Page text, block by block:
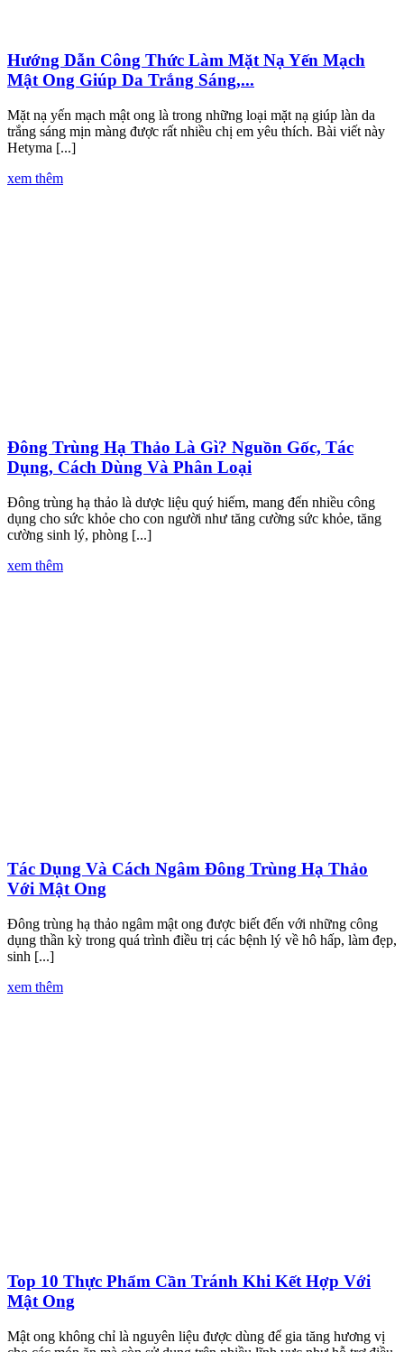
Hướng Dẫn Công Thức Làm Mặt Nạ Yến Mạch
Mật Ong Giúp Da Trắng Sáng,...
Mặt nạ yến mạch mật ong là trong những loại mặt nạ giúp làn da
trắng sáng mịn màng được rất nhiều chị em yêu thích. Bài viết này
Hetyma [...]
xem thêm
Đông Trùng Hạ Thảo Là Gì? Nguồn Gốc, Tác
Dụng, Cách Dùng Và Phân Loại
Đông trùng hạ thảo là dược liệu quý hiếm, mang đến nhiều công
dụng cho sức khỏe cho con người như tăng cường sức khỏe, tăng
cường sinh lý, phòng [...]
xem thêm
Tác Dụng Và Cách Ngâm Đông Trùng Hạ Thảo
Với Mật Ong
Đông trùng hạ thảo ngâm mật ong được biết đến với những công
dụng thần kỳ trong quá trình điều trị các bệnh lý về hô hấp, làm đẹp,
sinh [...]
xem thêm
Top 10 Thực Phẩm Cần Tránh Khi Kết Hợp Với
Mật Ong
Mật ong không chỉ là nguyên liệu được dùng để gia tăng hương vị